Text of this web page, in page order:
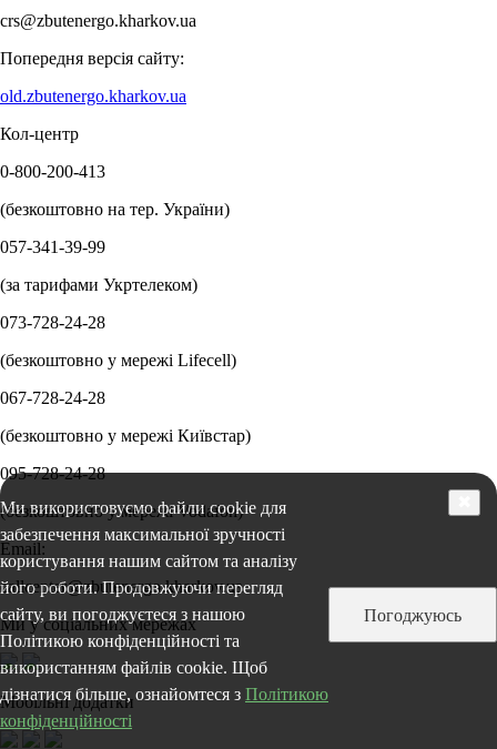
Ми використовуємо файли cookie для
забезпечення максимальної зручності
користування нашим сайтом та аналізу
його роботи. Продовжуючи перегляд
сайту, ви погоджуєтеся з нашою
Політикою конфіденційності та
використанням файлів cookie. Щоб
дізнатися більше, ознайомтеся з Політикою
конфіденційності
Погоджуюсь
crs@zbutenergo.kharkov.ua
Попередня версія сайту:
old.zbutenergo.kharkov.ua
Кол-центр
0-800-200-413
(безкоштовно на тер. України)
057-341-39-99
(за тарифами Укртелеком)
073-728-24-28
(безкоштовно у мережі Lifecell)
067-728-24-28
(безкоштовно у мережі Київстар)
095-728-24-28
(безкоштовно у мережі Vodafon)
Email:
callcenter@zbutenergo.kharkov.ua
Ми у соціальних мережах
Мобільні додатки